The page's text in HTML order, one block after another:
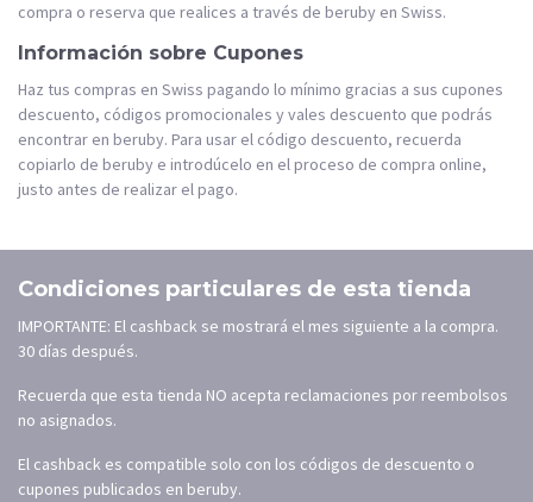
compra o reserva que realices a través de beruby en Swiss.
Información sobre Cupones
Haz tus compras en Swiss pagando lo mínimo gracias a sus cupones
descuento, códigos promocionales y vales descuento que podrás
encontrar en beruby. Para usar el código descuento, recuerda
copiarlo de beruby e introdúcelo en el proceso de compra online,
justo antes de realizar el pago.
Condiciones particulares de esta tienda
IMPORTANTE: El cashback se mostrará el mes siguiente a la compra.
30 días después.
Recuerda que esta tienda NO acepta reclamaciones por reembolsos
no asignados.
El cashback es compatible solo con los códigos de descuento o
cupones publicados en beruby.